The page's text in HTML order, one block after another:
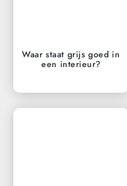
Waar staat grijs goed in
een interieur?